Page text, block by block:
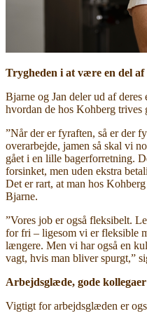
Trygheden i at være en del af
Bjarne og Jan deler ud af
hvordan de hos Kohberg trives
”Når der er fyraften, så er der
overarbejde, jamen så skal vi
gået i en lille bagerforretning.
forsinket, men uden ekstra
Det er rart, at man hos
Bjarne.
”Vores job er også fleksibelt.
for fri – ligesom vi er fleksible
længere. Men vi har også en
vagt, hvis man bliver spurgt,”
Arbejdsglæde, gode
Vigtigt for arbejdsglæden er